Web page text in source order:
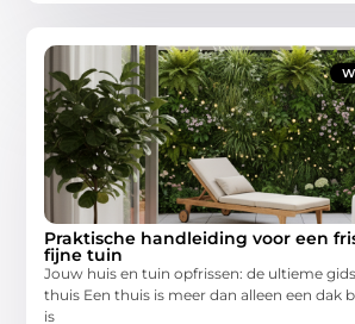
Praktische handleiding voor een
fijne tuin
Jouw huis en tuin opfrissen: de ultieme
thuis Een thuis is meer dan alleen een dak
is